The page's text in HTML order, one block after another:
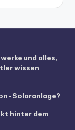
und alles,
wissen
Solaranlage?
hinter dem